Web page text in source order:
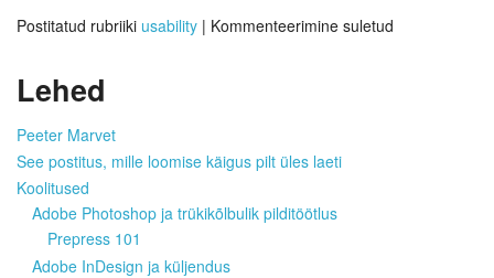
Postitatud rubriiki usability | Kommenteerimine suletud
Lehed
Peeter Marvet
See postitus, mille loomise käigus pilt üles laeti
Koolitused
Adobe Photoshop ja trükikõlbulik pilditöötlus
Prepress 101
Adobe InDesign ja küljendus